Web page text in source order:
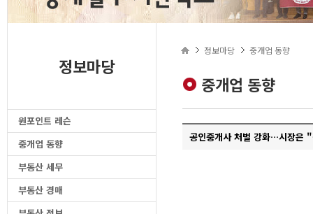
정보마당
원포인트 레슨
중개업 동향
부동산 세무
부동산 경매
정보마당 중개업 동향
중개업 동향
공인중개사 처벌 강화…시장은